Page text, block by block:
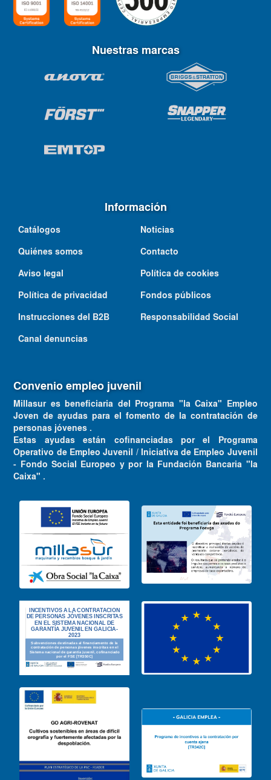
Nuestras marcas
Información
Catálogos
Noticias
Quiénes somos
Contacto
Aviso legal
Política de cookies
Política de privacidad
Fondos públicos
Instrucciones del B2B
Responsabilidad Social
Canal denuncias
Convenio empleo juvenil
Millasur es beneficiaria del Programa "la Caixa" Empleo
Joven de ayudas para el fomento de la contratación de
personas jóvenes .
Estas ayudas están cofinanciadas por el Programa
Operativo de Empleo Juvenil / Iniciativa de Empleo Juvenil
- Fondo Social Europeo y por la Fundación Bancaria "la
Caixa" .